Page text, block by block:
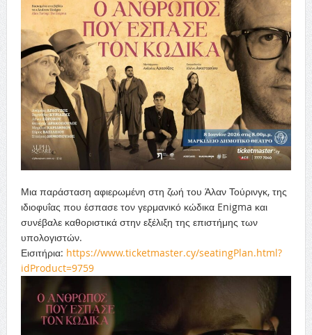
Μια παράσταση αφιερωμένη στη ζωή του Άλαν Τούρινγκ, της
ιδιοφυΐας που έσπασε τον γερμανικό κώδικα Enigma και
συνέβαλε καθοριστικά στην εξέλιξη της επιστήμης των
υπολογιστών.
Εισιτήρια: https://www.ticketmaster.cy/seatingPlan.html?
idProduct=9759